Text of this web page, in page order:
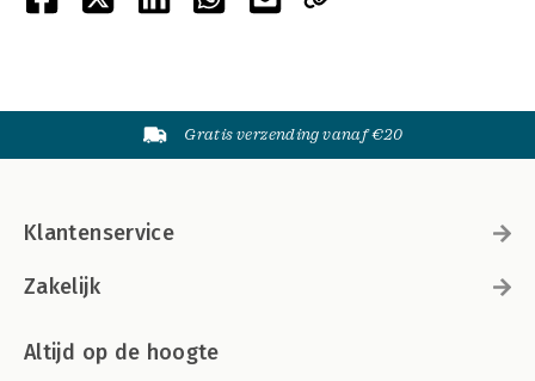
Gratis verzending vanaf €20
Klantenservice
Zakelijk
Altijd op de hoogte